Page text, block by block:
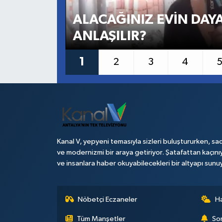
ALACAĞINIZ EVİN
ANLAŞILIR?
1 2 3 4 5
Kanal V, yepyeni temasıyla sizleri buluştururken,
ve modernizmi bir araya getiriyor. Şatafattan
ve insanlara haber okuyabilecekleri bir altyapı
Nöbetçi Eczaneler
Tüm Manşetler
KANALV Spor
Öğle Bülteni
Sosyal medya